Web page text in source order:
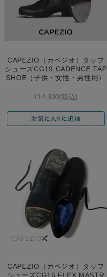
CAPEZIO（カペジオ）タップ
シューズCG19 CADENCE TAP
SHOE（子供・女性・男性用）
¥14,300(税込)
CAPEZIO（カペジオ）タップ
シューズCG16 FLEX MASTR